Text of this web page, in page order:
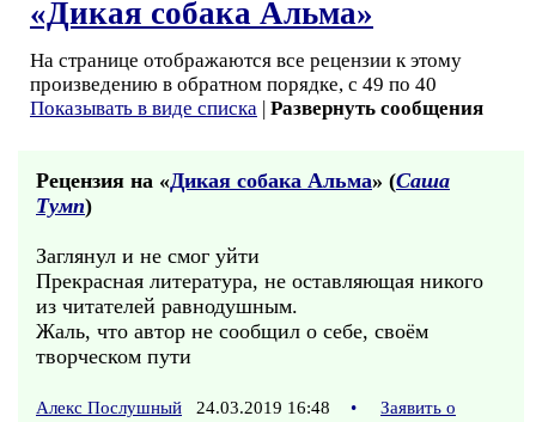
«Дикая собака Альма»
На странице отображаются все рецензии к этому
произведению в обратном порядке, с 49 по 40
Показывать в виде списка | Развернуть сообщения
Рецензия на «Дикая собака Альма» (Саша
Тумп)
Заглянул и не смог уйти
Прекрасная литература, не оставляющая никого
из читателей равнодушным.
Жаль, что автор не сообщил о себе, своём
творческом пути
Алекс Послушный 24.03.2019 16:48 •
Заявить о